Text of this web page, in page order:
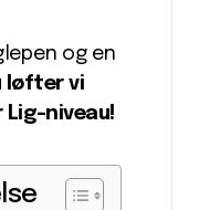
og en
løfter vi
Lig-niveau!